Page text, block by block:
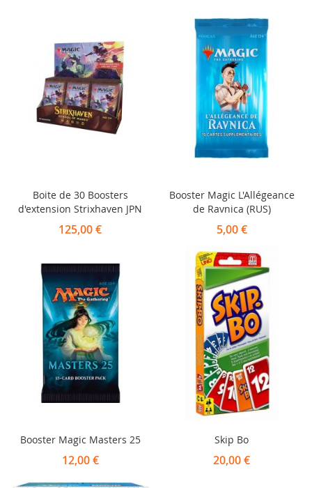
Boite de 30 Boosters
d'extension Strixhaven JPN
125,00 €
Booster Magic L'Allégeance
de Ravnica (RUS)
5,00 €
Booster Magic Masters 25
12,00 €
Skip Bo
20,00 €